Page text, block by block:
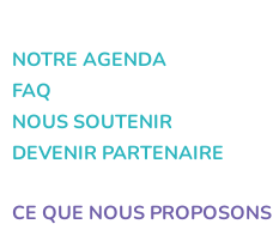
NOTRE AGENDA
FAQ
NOUS SOUTENIR
DEVENIR PARTENAIRE
CE QUE NOUS PROPOSONS